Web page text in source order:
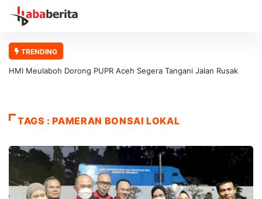
TRENDING
HMI Meulaboh Dorong PUPR Aceh Segera Tangani Jalan Rusak
TAGS : PAMERAN BONSAI LOKAL